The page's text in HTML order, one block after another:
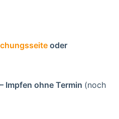
oder
Impfen ohne Termin (noch